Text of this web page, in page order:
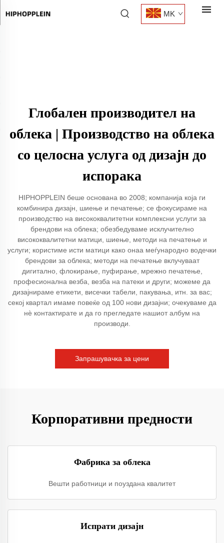
MK
Глобален производител на
облека | Производство на облека
со целосна услуга од дизајн до
испорака
HIPHOPPLEIN беше основана во 2008; компанија која ги
комбинира дизајн, шиење и печатење; се фокусираме на
производство на висококвалитетни комплексни услуги за
брендови на облека; обезбедуваме исклучително
висококвалитетни матици, шиење, методи на печатење и
услуги; користиме исти матици како онаа меѓународно водечки
брендови за облека; методи на печатење вклучуваат
дигитално, флокирање, пуфирање, мрежно печатење,
професионална везба, везба на патеки и други; можеме да
дизајнираме етикети, висечки табели, пакувања, итн. за вас;
секој квартал имаме повеќе од 100 нови дизајни; очекуваме да
нѐ контактирате и да го прегледате нашиот албум на
производи.
Запрашувачка за цени
Корпоративни предности
Фабрика за облека
Вешти работници и поуздана квалитет
Испрати дизајн